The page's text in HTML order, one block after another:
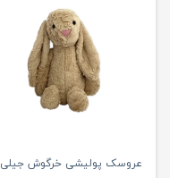
عروسک پولیشی خرگوش جیلی